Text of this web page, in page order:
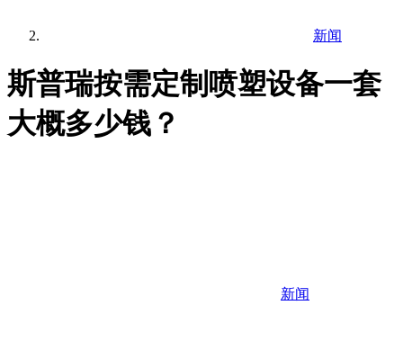
新闻
斯普瑞按需定制喷塑设备一套
大概多少钱？
新闻